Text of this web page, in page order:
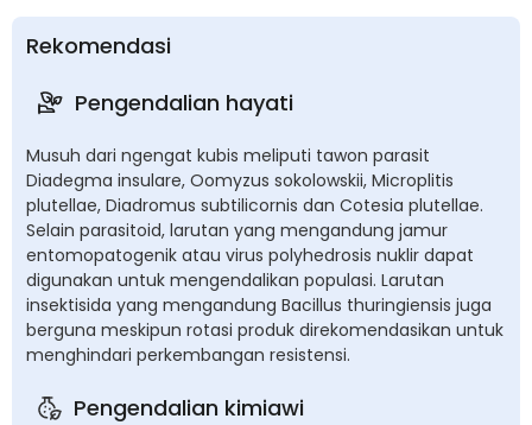
Rekomendasi
Pengendalian hayati
Musuh dari ngengat kubis meliputi tawon parasit
Diadegma insulare, Oomyzus sokolowskii, Microplitis
plutellae, Diadromus subtilicornis dan Cotesia plutellae.
Selain parasitoid, larutan yang mengandung jamur
entomopatogenik atau virus polyhedrosis nuklir dapat
digunakan untuk mengendalikan populasi. Larutan
insektisida yang mengandung Bacillus thuringiensis juga
berguna meskipun rotasi produk direkomendasikan untuk
menghindari perkembangan resistensi.
Pengendalian kimiawi